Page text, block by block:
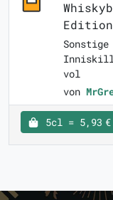
Edition
vol
von
5cl = 5,93 €